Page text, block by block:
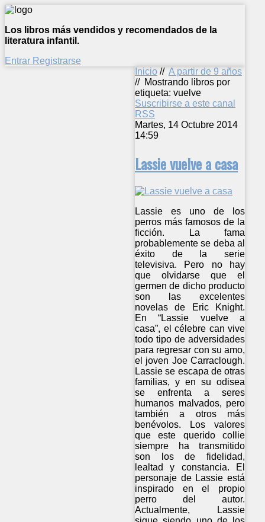
Los libros más vendidos y recomendados de la
literatura infantil.
Entrar Registrarse
Inicio // A partir de 9 años
// Mostrando libros por
etiqueta: vuelve
Suscribirse a este canal
RSS
Martes, 14 Octubre 2014
14:59
Lassie vuelve a casa
Lassie es uno de los
perros más famosos de la
ficción. La fama
probablemente se deba al
éxito de la serie
televisiva. Pero no hay
que olvidarse que el
germen de dicho producto
son las excelentes
novelas de Eric Knight.
En “Lassie vuelve a
casa”, el célebre can vive
todo tipo de adversidades
para regresar con su amo,
el joven Joe Carraclough.
Lassie se escapa de otras
familias, y en su odisea
se enfrenta a seres
humanos malvados, pero
también a otros más
benévolos. Los valores
que este querido collie
siempre ha transmitido
son los de fidelidad,
lealtad y constancia. El
personaje de Lassie está
inspirado en el propio
perro del autor.
Actualmente, Lassie